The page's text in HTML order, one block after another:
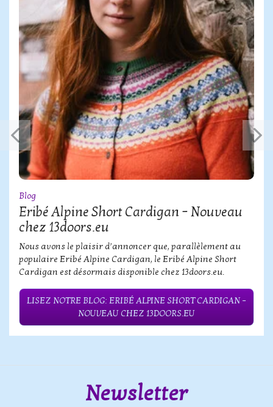
Blog
Eribé Alpine Short Cardigan – Nouveau
chez 13doors.eu
Nous avons le plaisir d’annoncer que, parallèlement au
populaire Eribé Alpine Cardigan, le Eribé Alpine Short
Cardigan est désormais disponible chez 13doors.eu.
LISEZ NOTRE BLOG: ERIBÉ ALPINE SHORT CARDIGAN –
NOUVEAU CHEZ 13DOORS.EU
Newsletter